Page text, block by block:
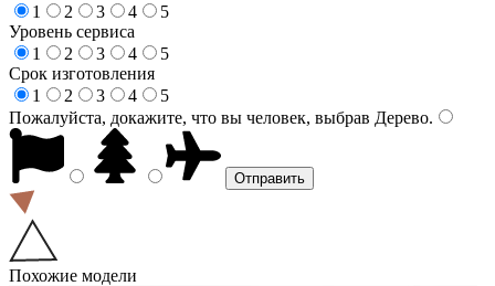
1
2 3 4
5
Уровень сервиса
1
2 3 4
5
Срок изготовления
1
2 3 4
5
Пожалуйста, докажите, что вы человек, выбрав Дерево.
Похожие модели